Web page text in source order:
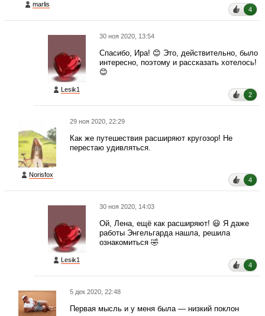
marlis
4
Lesik1
30 ноя 2020, 13:54
Спасибо, Ира! 😊 Это, действительно, было
интересно, поэтому и рассказать хотелось!
😊
2
Norisfox
29 ноя 2020, 22:29
Как же путешествия расширяют кругозор! Не
перестаю удивляться.
4
Lesik1
30 ноя 2020, 14:03
Ой, Лена, ещё как расширяют! 😃 Я даже
работы Энгельгарда нашла, решила
ознакомиться 🤣
4
5 дек 2020, 22:48
Первая мысль и у меня была — низкий поклон